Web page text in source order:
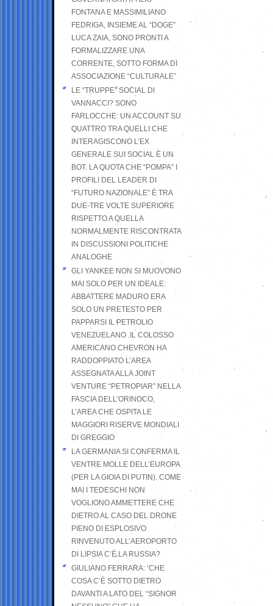
FONTANA E MASSIMILIANO
FEDRIGA, INSIEME AL “DOGE”
LUCA ZAIA, SONO PRONTI A
FORMALIZZARE UNA
CORRENTE, SOTTO FORMA DI
ASSOCIAZIONE “CULTURALE”
LE “TRUPPE” SOCIAL DI
VANNACCI? SONO
FARLOCCHE: UN ACCOUNT SU
QUATTRO TRA QUELLI CHE
INTERAGISCONO L’EX
GENERALE SUI SOCIAL È UN
BOT. LA QUOTA CHE “POMPA” I
PROFILI DEL LEADER DI
“FUTURO NAZIONALE” È TRA
DUE-TRE VOLTE SUPERIORE
RISPETTO A QUELLA
NORMALMENTE RISCONTRATA
IN DISCUSSIONI POLITICHE
ANALOGHE
GLI YANKEE NON SI MUOVONO
MAI SOLO PER UN IDEALE:
ABBATTERE MADURO ERA
SOLO UN PRETESTO PER
PAPPARSI IL PETROLIO
VENEZUELANO .IL COLOSSO
AMERICANO CHEVRON HA
RADDOPPIATO L’AREA
ASSEGNATA ALLA JOINT
VENTURE “PETROPIAR” NELLA
FASCIA DELL’ORINOCO,
L’AREA CHE OSPITA LE
MAGGIORI RISERVE MONDIALI
DI GREGGIO
LA GERMANIA SI CONFERMA IL
VENTRE MOLLE DELL’EUROPA
(PER LA GIOIA DI PUTIN). COME
MAI I TEDESCHI NON
VOGLIONO AMMETTERE CHE
DIETRO AL CASO DEL DRONE
PIENO DI ESPLOSIVO
RINVENUTO ALL’AEROPORTO
DI LIPSIA C’È LA RUSSIA?
GIULIANO FERRARA: ’CHE
COSA C’È SOTTO DIETRO
DAVANTI A LATO DEL “SIGNOR